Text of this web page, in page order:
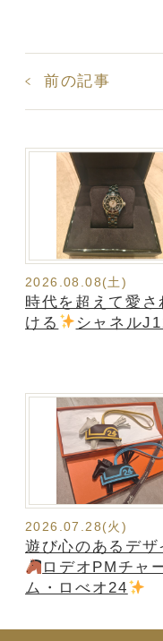
前の記事
2026.08.08(土)
時代を超えて愛さ
ける
シャネル
2026.07.28(火)
遊び心のあるデザ
ロデオPMチャ
ム・ロべオ24